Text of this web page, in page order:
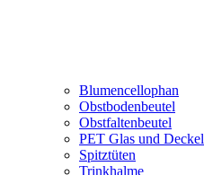
Blumencellophan
Obstbodenbeutel
Obstfaltenbeutel
PET Glas und Deckel
Spitztüten
Trinkhalme